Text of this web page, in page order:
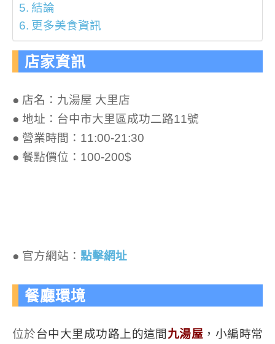
結論
更多美食資訊
店家資訊
● 店名：九湯屋 大里店
● 地址：台中市大里區成功二路11號
● 營業時間：11:00-21:30
● 餐點價位：100-200$
● 官方網站： 點擊網址
餐廳環境
位於台中大里成功路上的這間 九湯屋 ，小編時常